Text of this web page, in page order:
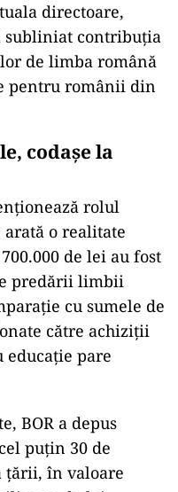
directoare,
subliniat contribuția
de limba română
pentru românii din
codașe la
rolul
o realitate
de lei au fost
predării limbii
cu sumele de
către achiziții
pare
BOR a depus
puțin 30 de
în valoare